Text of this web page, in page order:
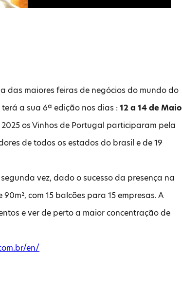
das maiores feiras de negócios do mundo do
terá a sua 6ª edição nos dias :12 a 14 de Maio
2025 os Vinhos de Portugal participaram pela
de todos os estados do brasil e de 19
vez, dado o sucesso da presença na
com 15 balcões para 15 empresas. A
e ver de perto a maior concentração de
en/